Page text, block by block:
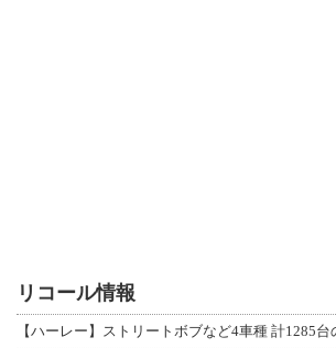
リコール情報
【ハーレー】ストリートボブなど4車種 計1285